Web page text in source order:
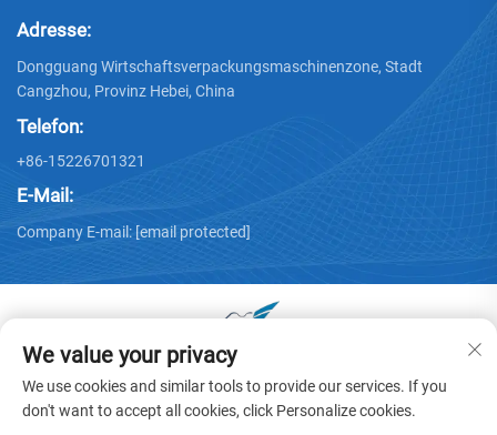
Adresse:
Dongguang Wirtschaftsverpackungsmaschinenzone, Stadt
Cangzhou, Provinz Hebei, China
Telefon:
+86-15226701321
E-Mail:
Company E-mail: [email protected]
Copyright © 2025 von Dongguang Huayu Kartonmaschinen
Co., Ltd. -Datenschutzrichtlinie
We value your privacy
We use cookies and similar tools to provide our services. If you
don't want to accept all cookies, click Personalize cookies.